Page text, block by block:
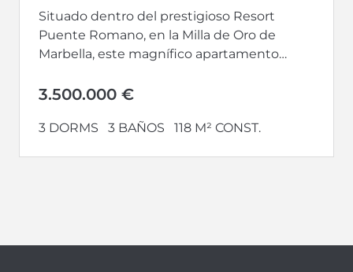
Situado dentro del prestigioso Resort
Puente Romano, en la Milla de Oro de
Marbella, este magnífico apartamento
combinación perfecta...
3.500.000 €
3 DORMS 3 BAÑOS 118 M² CONST.